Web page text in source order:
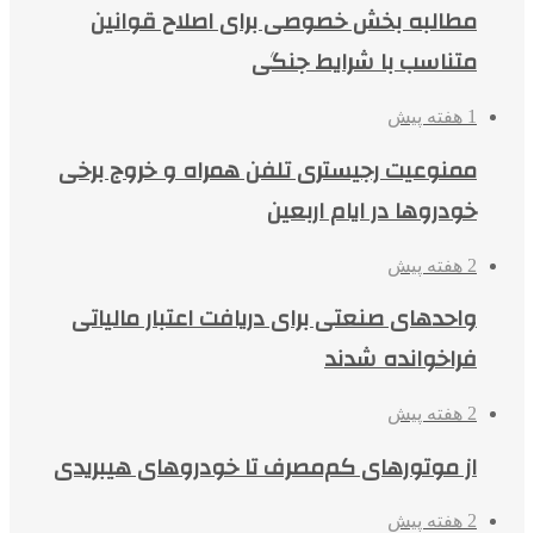
مطالبه بخش خصوصی برای اصلاح قوانین
متناسب با شرایط جنگی
1 هفته پیش
ممنوعیت رجیستری تلفن همراه و خروج برخی
خودروها در ایام اربعین
2 هفته پیش
واحدهای صنعتی برای دریافت اعتبار مالیاتی
فراخوانده شدند
2 هفته پیش
از موتورهای کم‌مصرف تا خودروهای هیبریدی
2 هفته پیش